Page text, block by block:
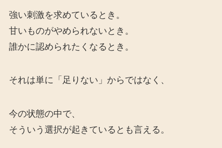
強い刺激を求めているとき。
甘いものがやめられないとき。
誰かに認められたくなるとき。
それは単に「足りない」からではなく、
今の状態の中で、
そういう選択が起きているとも言える。